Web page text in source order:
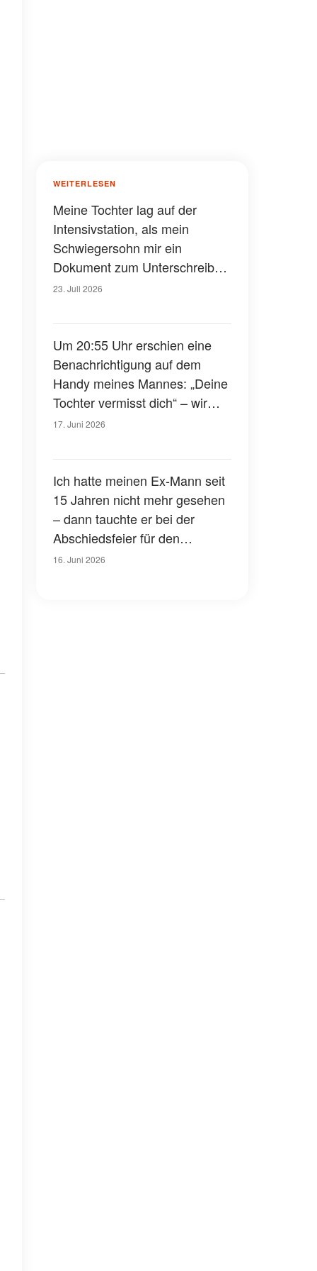
WEITERLESEN
Meine Tochter lag auf der
Intensivstation, als mein
Schwiegersohn mir ein
Dokument zum Unterschreiben
gab – ich dachte, es ginge um
23. Juli 2026
Um 20:55 Uhr erschien eine
Benachrichtigung auf dem
Handy meines Mannes: „Deine
Tochter vermisst dich“ – wir
haben aber gar keine Tochter
17. Juni 2026
Ich hatte meinen Ex-Mann seit
15 Jahren nicht mehr gesehen
– dann tauchte er bei der
Abschiedsfeier für den
Abschlussball unserer Tochter
16. Juni 2026